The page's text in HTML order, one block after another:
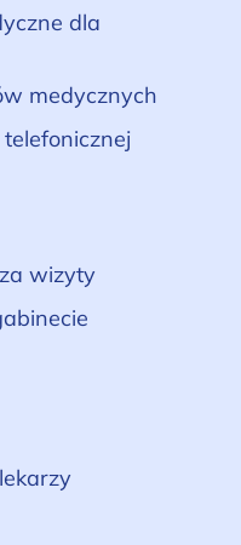
dla
medycznych
wizyty